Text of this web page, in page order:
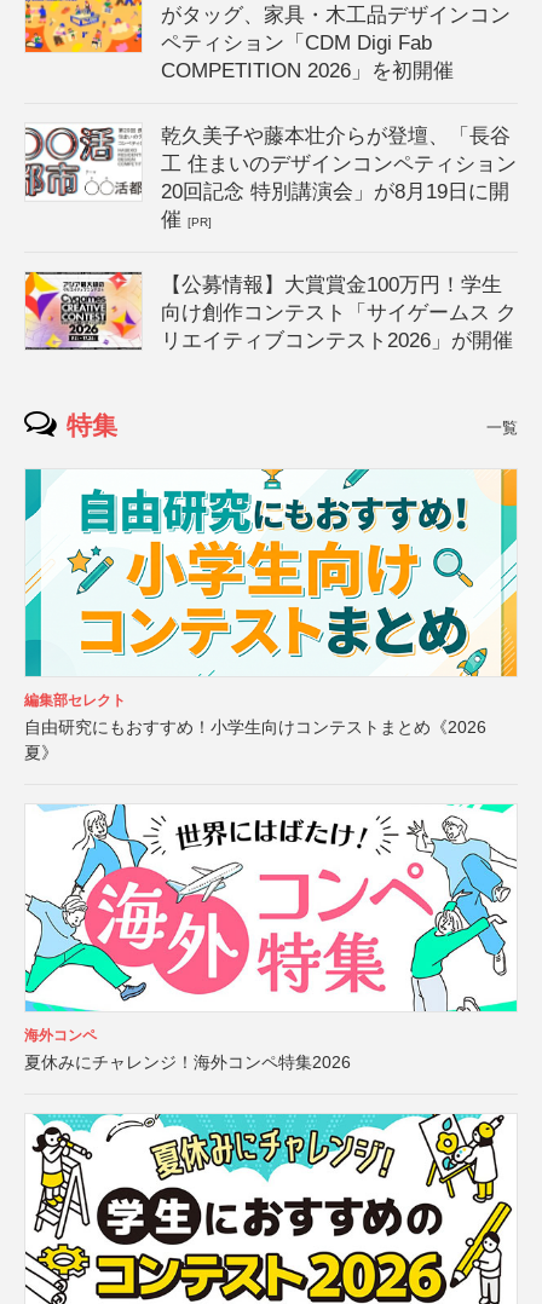
がタッグ、家具・木工品デザインコン
ペティション「CDM Digi Fab
COMPETITION 2026」を初開催
乾久美子や藤本壮介らが登壇、「長谷
工 住まいのデザインコンペティション
20回記念 特別講演会」が8月19日に開
催[PR]
【公募情報】大賞賞金100万円！学生
向け創作コンテスト「サイゲームス ク
リエイティブコンテスト2026」が開催
特集 一覧
編集部セレクト
自由研究にもおすすめ！小学生向けコンテストまとめ《2026
夏》
海外コンペ
夏休みにチャレンジ！海外コンペ特集2026